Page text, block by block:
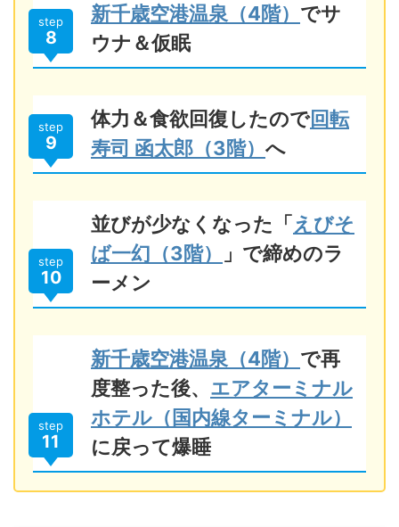
step
8
新千歳空港温泉（4階） でサ
ウナ＆仮眠
step
9
体力＆食欲回復したので回転
寿司 函太郎（3階） へ
step
10
並びが少なくなった「 えびそ
ば一幻（3階）
」で締めのラ
ーメン
step
11
新千歳空港温泉（4階） で再
度整った後、 エアターミナル
ホテル（国内線ターミナル）
に戻って爆睡